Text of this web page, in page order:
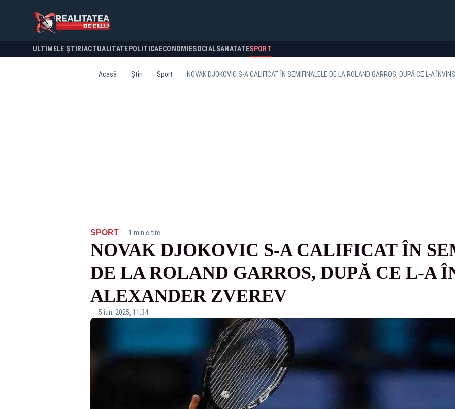
ULTIMELE ȘTIRI ACTUALITATE POLITICA ECONOMIESOCIALSANATATESPORT
Acasă Știri Sport NOVAK DJOKOVIC S-A CALIFICAT ÎN SEMIFINALELE DE LA ROLAND GARROS, DUPĂ CE L-A
SPORT· 1 min citire
NOVAK DJOKOVIC S-A CALIFICAT ÎN
DE LA ROLAND GARROS, DUPĂ CE L-A
ALEXANDER ZVEREV
5 iun. 2025, 11:34